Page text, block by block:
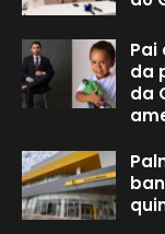
Pai
da
da